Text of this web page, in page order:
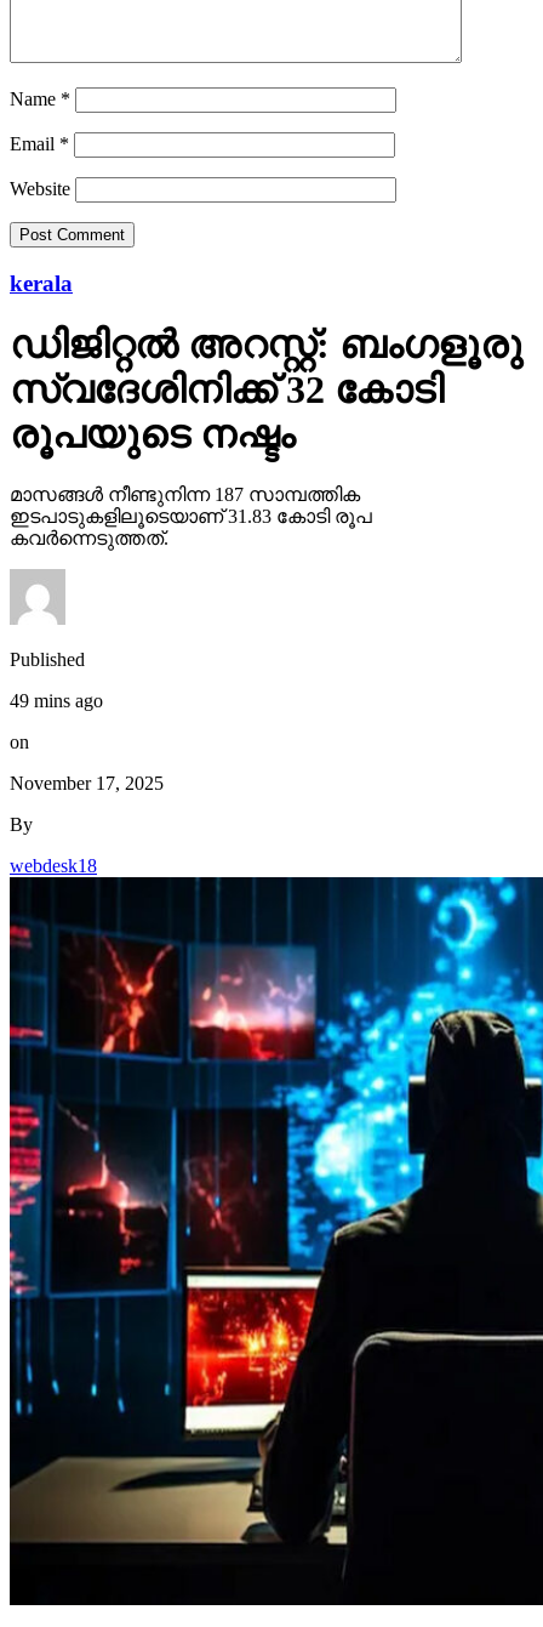
Name *
Email *
Website
kerala
ഡിജിറ്റല്‍ അറസ്റ്റ്: ബംഗളൂരു
സ്വദേശിനിക്ക് 32 കോടി
രൂപയുടെ നഷ്ടം
മാസങ്ങള്‍ നീണ്ടുനിന്ന 187 സാമ്പത്തിക
ഇടപാടുകളിലൂടെയാണ് 31.83 കോടി രൂപ
കവര്‍ന്നെടുത്തത്.
Published
49 mins ago
on
November 17, 2025
By
webdesk18